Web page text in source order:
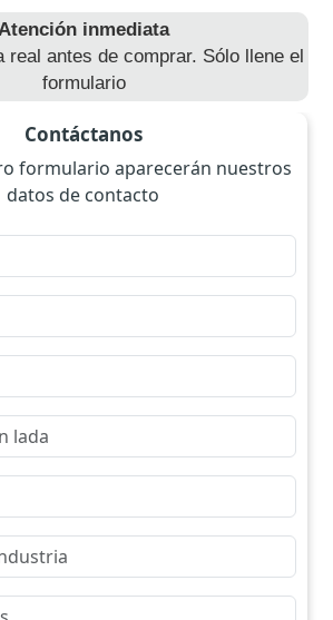
Atención inmediata
real antes de comprar. Sólo llene el
formulario